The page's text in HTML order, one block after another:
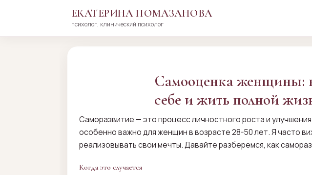
ЕКАТЕРИНА ПОМАЗАНОВА
психолог, клинический психолог
Самооценка женщины:
себе и жить полной
Саморазвитие — это процесс личностного роста и
особенно важно для женщин в возрасте 28-50 лет. Я часто
реализовывать свои мечты. Давайте разберемся, как
Когда это случается